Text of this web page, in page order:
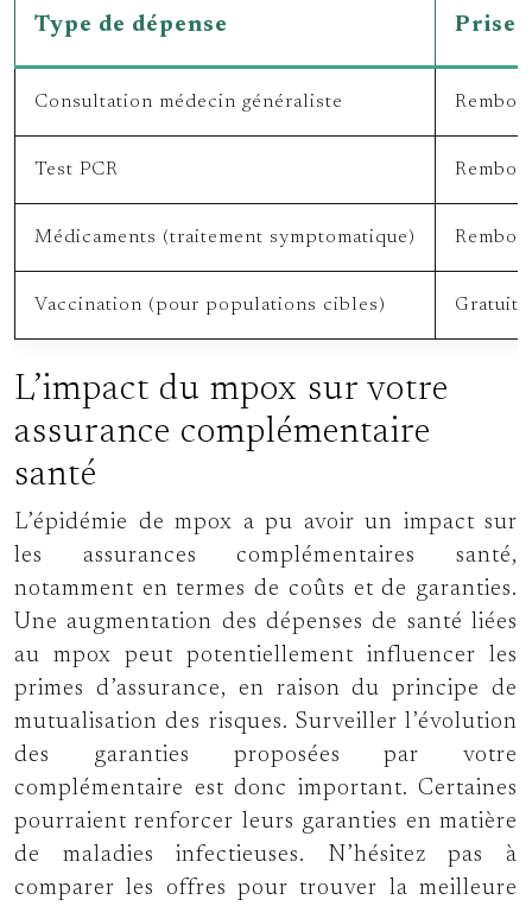
Type de dépense Prise
Consultation médecin généraliste
Test PCR
Médicaments (traitement symptomatique)
Vaccination (pour populations cibles) Gratuite
L’impact du mpox sur votre
assurance complémentaire
santé
L’épidémie de mpox a pu avoir un impact sur
les assurances complémentaires santé,
notamment en termes de coûts et de garanties.
Une augmentation des dépenses de santé liées
au mpox peut potentiellement influencer les
primes d’assurance, en raison du principe de
mutualisation des risques. Surveiller l’évolution
des garanties proposées par votre
complémentaire est donc important. Certaines
pourraient renforcer leurs garanties en matière
de maladies infectieuses. N’hésitez pas à
comparer les offres pour trouver la meilleure